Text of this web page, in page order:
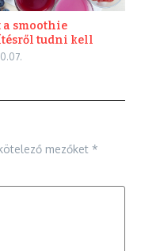
smoothie
tudni kell
mezőket *